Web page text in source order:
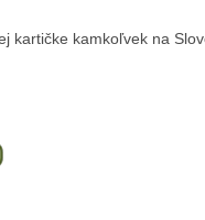
kartičke kamkoľvek na